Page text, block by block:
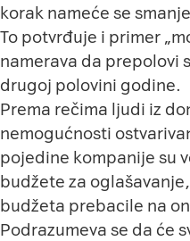
korak nameće se
To potvrđuje i primer
namerava da prepolovi
drugoj polovini godine.
Prema rečima ljudi iz
nemogućnosti
pojedine kompanije su
budžete za
budžeta prebacile na
Podrazumeva se da će